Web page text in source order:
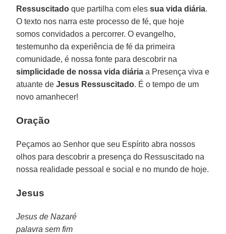
Ressuscitado que partilha com elessua vida diária.
O texto nos narra este processo de fé, que hoje
somos convidados a percorrer. O evangelho,
testemunho da experiência de fé da primeira
comunidade, é nossa fonte para descobrir na
simplicidade de nossa vida diária a Presença viva e
atuante deJesus Ressuscitado. É o tempo de um
novo amanhecer!
Oração
Peçamos ao Senhor que seu Espírito abra nossos
olhos para descobrir a presença do Ressuscitado na
nossa realidade pessoal e social e no mundo de hoje.
Jesus
Jesus de Nazaré
palavra sem fim